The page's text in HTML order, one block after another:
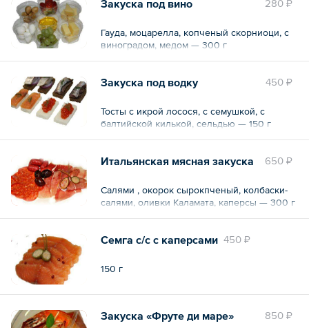
280 ₽
Закуска под вино
Гауда, моцарелла, копченый скорниоци, с
виноградом, медом — 300 г
450 ₽
Закуска под водку
Тосты с икрой лосося, с семушкой, с
балтийской килькой, сельдью — 150 г
650 ₽
Итальянская мясная закуска
Салями , окорок сырокпченый, колбаски-
салями, оливки Каламата, каперсы — 300 г
450 ₽
Семга с/с с каперсами
150 г
850 ₽
Закуска «Фруте ди маре»